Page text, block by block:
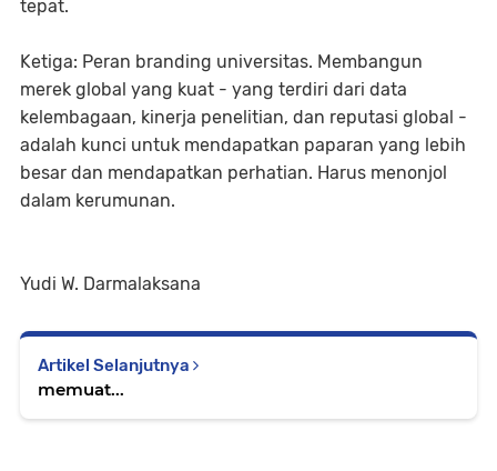
tepat.
Ketiga: Peran branding universitas. Membangun
merek global yang kuat - yang terdiri dari data
kelembagaan, kinerja penelitian, dan reputasi global -
adalah kunci untuk mendapatkan paparan yang lebih
besar dan mendapatkan perhatian. Harus menonjol
dalam kerumunan.
Yudi W. Darmalaksana
Artikel Selanjutnya
memuat...